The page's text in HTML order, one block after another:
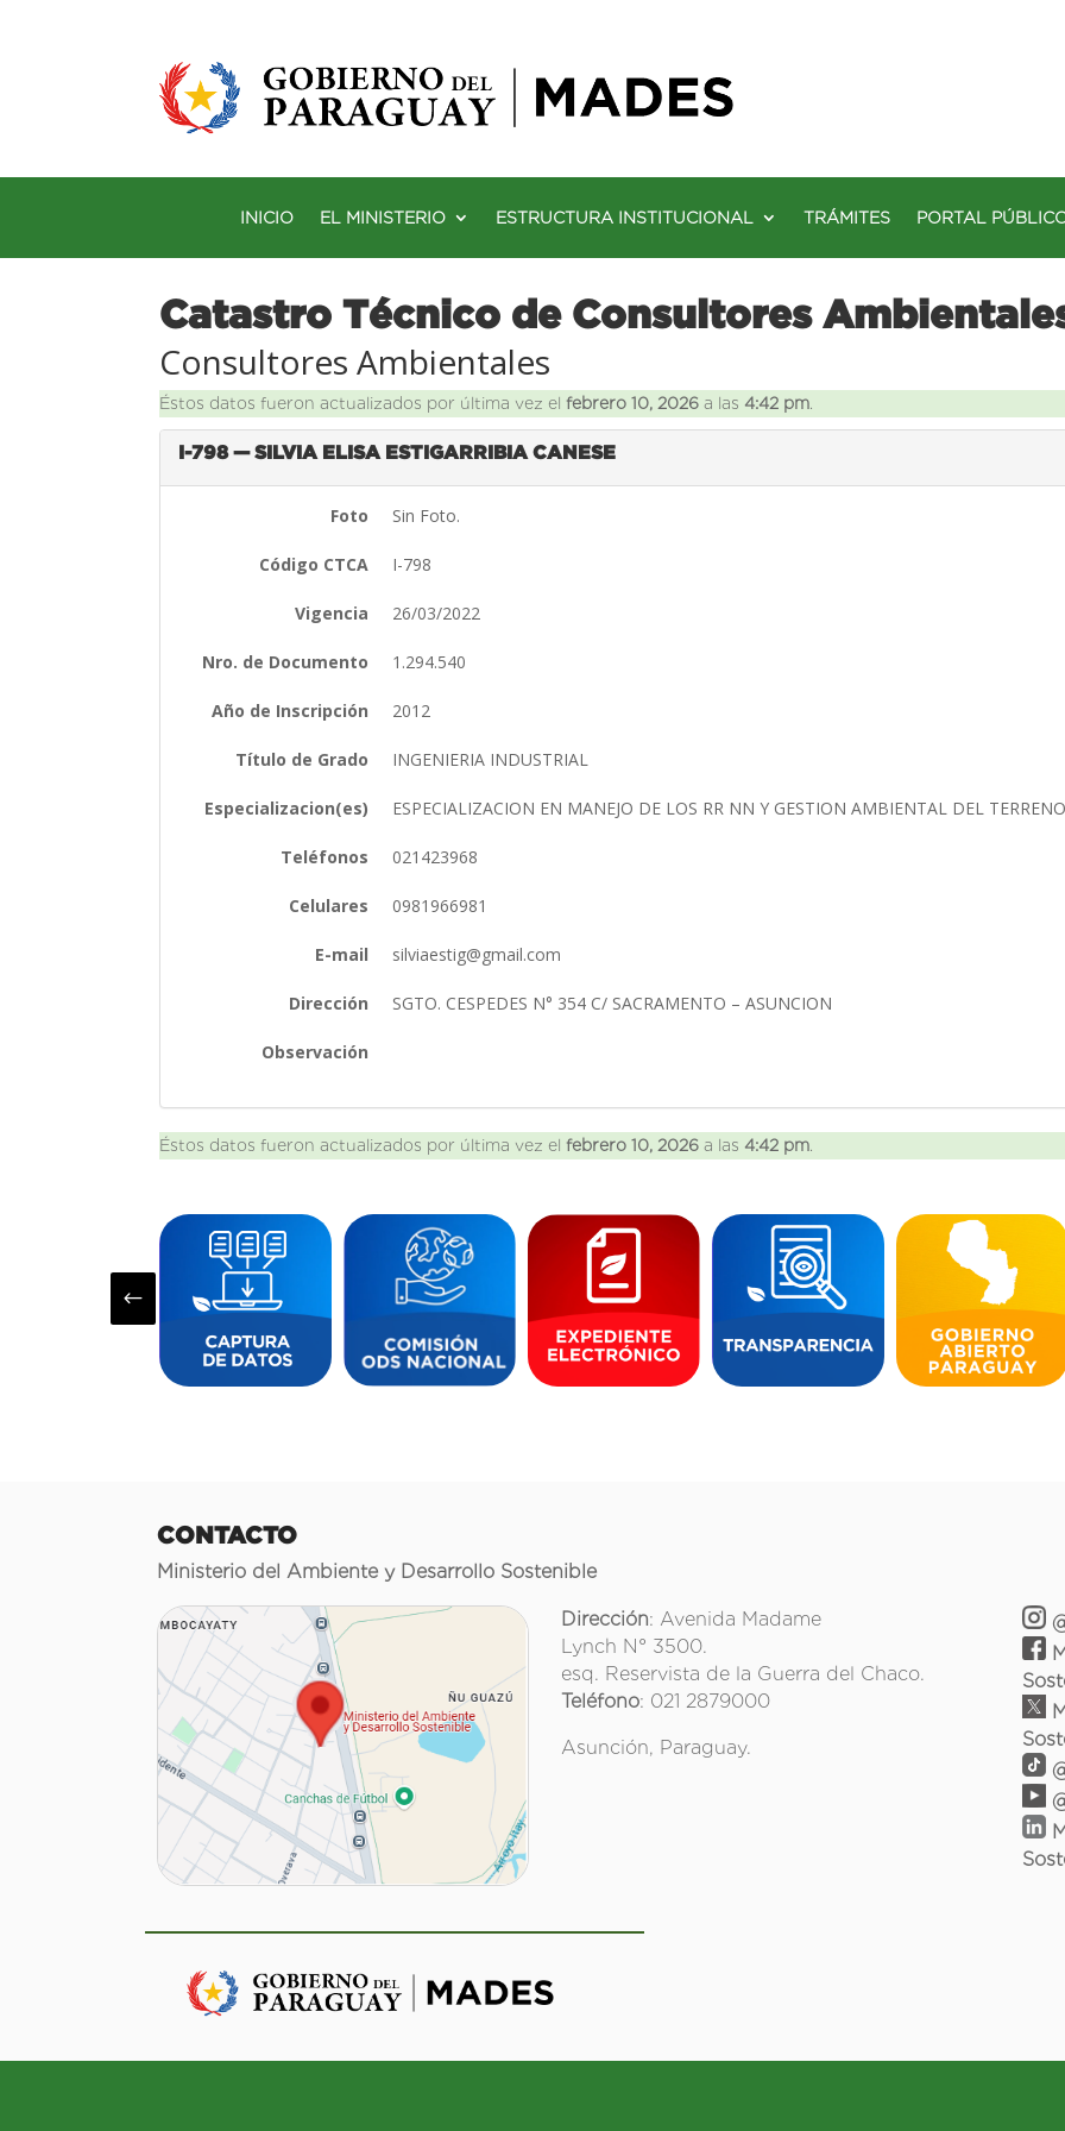
INICIO EL MINISTERIO ESTRUCTURA INSTITUCIONAL TRÁMITES PORTAL
Catastro Técnico de Consultores
Consultores Ambientales
Éstos datos fueron actualizados por última vez elfebrero 10, 2026 a las 4:42 pm
I-798 — SILVIA ELISA ESTIGARRIBIA CANESE
Foto Sin Foto.
Código CTCA I-798
Vigencia 26/03/2022
Nro. de Documento 1.294.540
Año de Inscripción 2012
Título de Grado INGENIERIA INDUSTRIAL
Especializacion(es) ESPECIALIZACION EN MANEJO DE LOS RR NN Y GESTION AMBIENTAL DEL
Teléfonos 021423968
Celulares 0981966981
E-mail silviaestig@gmail.com
Dirección SGTO. CESPEDES N° 354 C/ SACRAMENTO – ASUNCION
Observación
Éstos datos fueron actualizados por última vez elfebrero 10, 2026 a las 4:42 pm
#
CONTACTO
Ministerio del Ambiente y Desarrollo Sostenible
Dirección: Avenida Madame
Lynch N° 3500.
esq. Reservista de la Guerra del Chaco.
Teléfono: 021 2879000
Asunción, Paraguay.